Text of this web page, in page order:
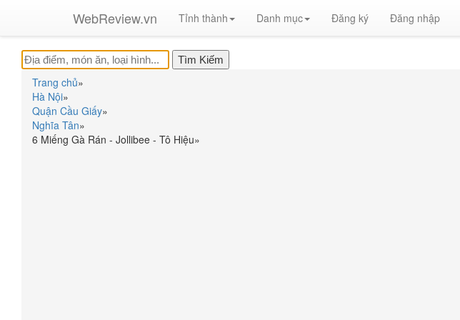
WebReview.vn Tỉnh thành Danh mục Đăng ký Đăng nhập
Trang chủ»
Hà Nội»
Quận Cầu Giấy»
Nghĩa Tân»
6 Miếng Gà Rán - Jollibee - Tô Hiệu»